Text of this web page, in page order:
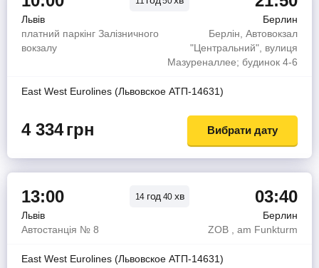
Львів
Берлин
платний паркінг Залізничного
вокзалу
Берлін, Автовокзал
"Центральний", вулиця
Мазуреналлее; будинок 4-6
East West Eurolines (Львовское АТП-14631)
4 334грн Вибрати дату
13:00 14 год 40 хв 03:40
Львів
Берлин
Автостанція № 8
ZOB , am Funkturm
East West Eurolines (Львовское АТП-14631)